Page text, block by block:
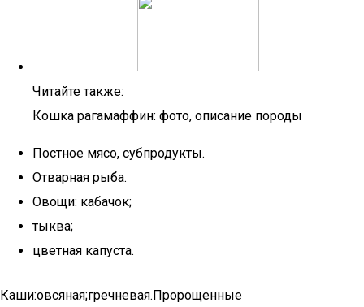
Читайте также:
Кошка рагамаффин: фото, описание породы
Постное мясо, субпродукты.
Отварная рыба.
Овощи: кабачок;
тыква;
цветная капуста.
Каши:овсяная;гречневая.Пророщенные